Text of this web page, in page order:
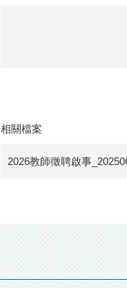
相關檔案
2026教師徵聘啟事